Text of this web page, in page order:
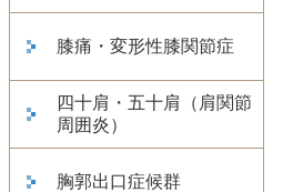
膝痛・変形性膝関節症
四十肩・五十肩（肩関節
周囲炎）
胸郭出口症候群